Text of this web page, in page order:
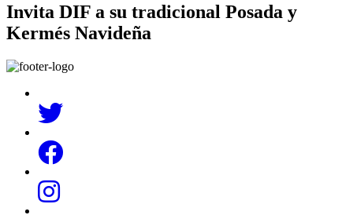
Invita DIF a su tradicional Posada y
Kermés Navideña